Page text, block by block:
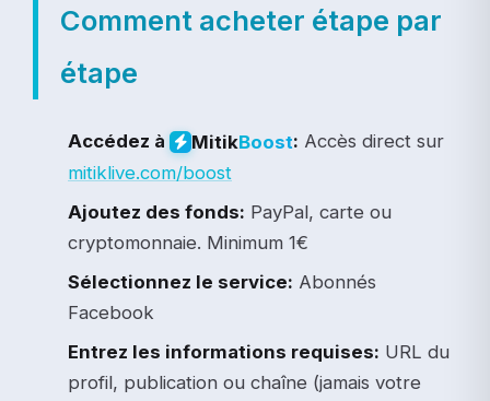
Comment acheter étape par
étape
Accédez à MitikBoost: Accès direct sur
mitiklive.com/boost
Ajoutez des fonds: PayPal, carte ou
cryptomonnaie. Minimum 1€
Sélectionnez le service: Abonnés
Facebook
Entrez les informations requises: URL du
profil, publication ou chaîne (jamais votre